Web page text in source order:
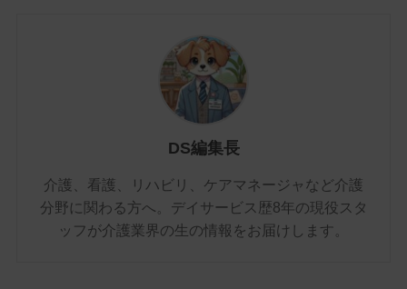
DS編集長
介護、看護、リハビリ、ケアマネージャなど介護
分野に関わる方へ。デイサービス歴8年の現役スタ
ッフが介護業界の生の情報をお届けします。